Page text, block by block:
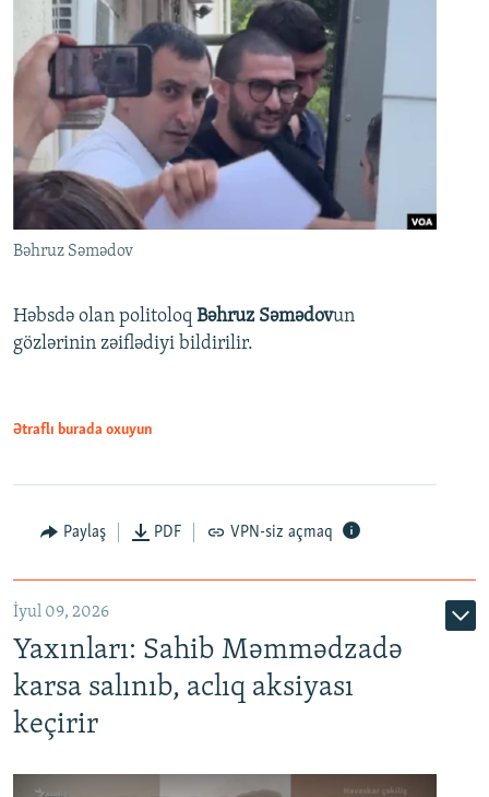
Bəhruz Səmədov
Həbsdə olan politoloq Bəhruz Səmədovun
gözlərinin zəiflədiyi bildirilir.
Ətraflı burada oxuyun
Paylaş PDF VPN-siz açmaq
İyul 09, 2026
Yaxınları: Sahib Məmmədzadə
karsa salınıb, aclıq aksiyası
keçirir